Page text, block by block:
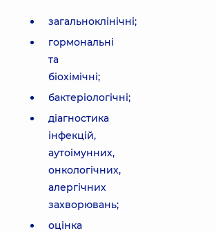
загальноклінічні;
гормональні
та
біохімічні;
бактеріологічні;
діагностика
інфекцій,
аутоімунних,
онкологічних,
алергічних
захворювань;
оцінка